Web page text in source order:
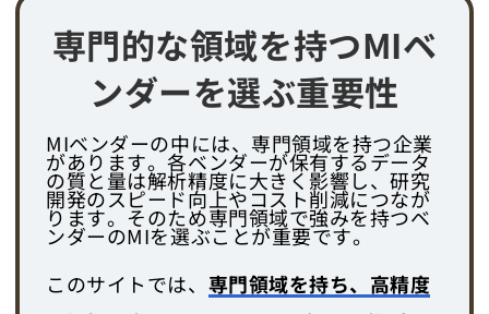
専門的な領域を持つMIベ
ンダーを選ぶ重要性
MIベンダーの中には、専門領域を持つ企業
があります。各ベンダーが保有するデータ
の質と量は解析精度に大きく影響し、研究
開発のスピード向上やコスト削減につなが
ります。そのため専門領域で強みを持つベ
ンダーのMIを選ぶことが重要です。
このサイトでは、 専門領域を持ち、高精度